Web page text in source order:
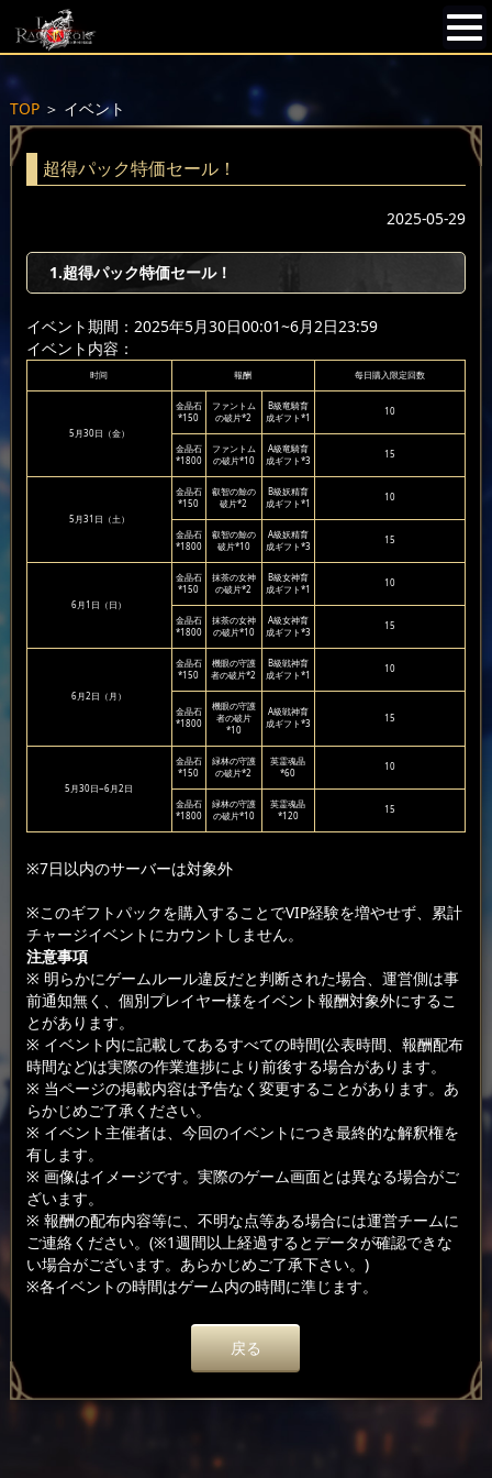
TOP＞ イベント
超得パック特価セール！
2025-05-29
1.超得パック特価セール！
イベント期間：2025年5月30日00:01~6月2日23:59
イベント内容：
时间 報酬 每日購入限定回数
5月30日（金）
金晶石
*150
ファントム
の破片*2
B級竜騎育
成ギフト*1
10
金晶石
*1800
ファントム
の破片*10
A級竜騎育
成ギフト*3
15
5月31日（土）
金晶石
*150
叡智の鯨の
破片*2
B級妖精育
成ギフト*1
10
金晶石
*1800
叡智の鯨の
破片*10
A級妖精育
成ギフト*3
15
6月1日（日）
金晶石
*150
抹茶の女神
の破片*2
B級女神育
成ギフト*1
10
金晶石
*1800
抹茶の女神
の破片*10
A級女神育
成ギフト*3
15
6月2日（月）
金晶石
*150
機眼の守護
者の破片*2
B級戦神育
成ギフト*1
10
金晶石
*1800
機眼の守護
者の破片
*10
A級戦神育
成ギフト*3
15
5月30日~6月2日
金晶石
*150
緑林の守護
の破片*2
英霊魂晶
*60
10
金晶石
*1800
緑林の守護
の破片*10
英霊魂晶
*120
15
※7日以内のサーバーは対象外
※このギフトパックを購入することでVIP経験を増やせず、累計
チャージイベントにカウントしません。
注意事項
※ 明らかにゲームルール違反だと判断された場合、運営側は事
前通知無く、個別プレイヤー様をイベント報酬対象外にするこ
とがあります。
※ イベント内に記載してあるすべての時間(公表時間、報酬配布
時間など)は実際の作業進捗により前後する場合があります。
※ 当ページの掲載内容は予告なく変更することがあります。あ
らかじめご了承ください。
※ イベント主催者は、今回のイベントにつき最終的な解釈権を
有します。
※ 画像はイメージです。実際のゲーム画面とは異なる場合がご
ざいます。
※ 報酬の配布内容等に、不明な点等ある場合には運営チームに
ご連絡ください。(※1週間以上経過するとデータが確認できな
い場合がございます。あらかじめご了承下さい。)
※各イベントの時間はゲーム内の時間に準じます。
戻る